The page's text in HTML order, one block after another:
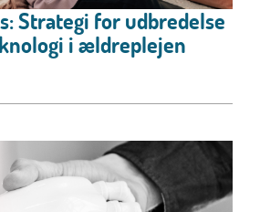
Strategi for udbredelse
i ældreplejen